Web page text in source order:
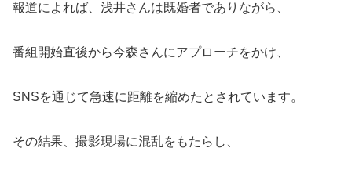
報道によれば、浅井さんは既婚者でありながら、
番組開始直後から今森さんにアプローチをかけ、
SNSを通じて急速に距離を縮めたとされています。
その結果、撮影現場に混乱をもたらし、